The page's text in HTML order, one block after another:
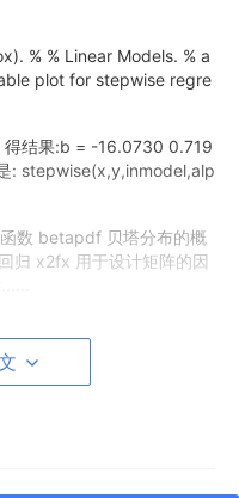
% % Linear Models. % a
plot for stepwise regre
得结果:b = -16.0730 0.719
: stepwise(x,y,inmodel,alp
数 betapdf 贝塔分布的概
归 x2fx 用于设计矩阵的因
小二乘数据拟合(牛顿法) nl